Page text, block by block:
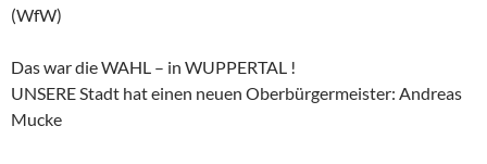
(WfW)
Das war die WAHL – in WUPPERTAL !
UNSERE Stadt hat einen neuen Oberbürgermeister: Andreas
Mucke